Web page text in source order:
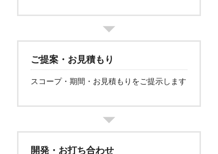
ご提案・お見積もり
スコープ・期間・お見積もりをご提示します
開発・お打ち合わせ